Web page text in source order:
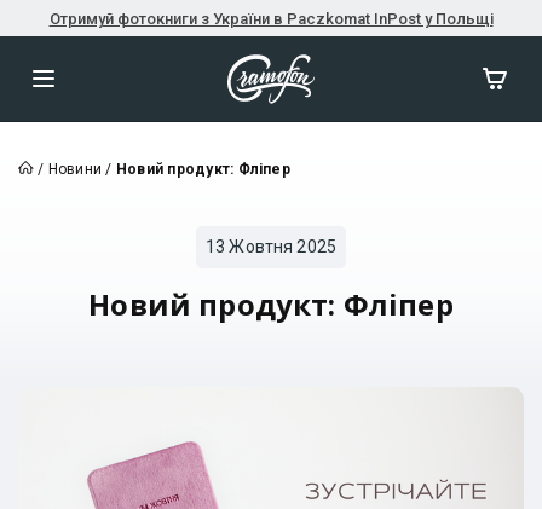
Отримуй фотокниги з України в Paczkomat InPost у Польщі
/ Новини / Новий продукт: Фліпер
13 Жовтня 2025
Новий продукт: Фліпер